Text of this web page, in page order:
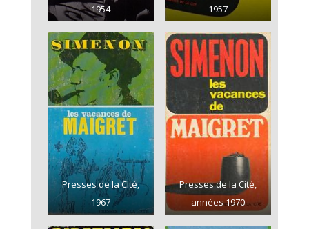
1954
1957
Presses de la Cité,
1967
Presses de la Cité,
années 1970